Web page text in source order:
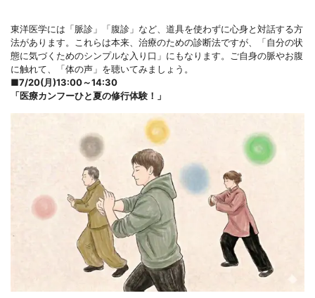
東洋医学には「脈診」「腹診」など、道具を使わずに心身と対話する方
法があります。これらは本来、治療のための診断法ですが、「自分の状
態に気づくためのシンプルな入り口」にもなります。ご自身の脈やお腹
に触れて、「体の声」を聴いてみましょう。
■7/20(月)13:00～14:30
「医療カンフーひと夏の修行体験！」